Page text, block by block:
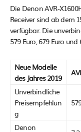
Die Denon AVR-
Receiver sind ab dem
verfügbar. Die
579 Euro, 679 Euro und
Neue Modelle
des Jahres 2019
Unverbindliche
Preisempfehlun
g
Denon